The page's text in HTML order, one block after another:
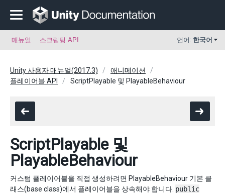
매뉴얼 스크립팅 API 언어: 한국어
Unity 사용자 매뉴얼(2017.3)
애니메이션
플레이어블 API
ScriptPlayable 및 PlayableBehaviour
ScriptPlayable 및
PlayableBehaviour
커스텀 플레이어블을 직접 생성하려면 PlayableBehaviour 기본 클
래스(base class)에서 플레이어블을 상속해야 합니다. public